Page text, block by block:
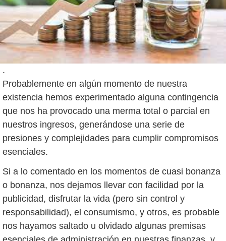
.
Probablemente en algún momento de nuestra
existencia hemos experimentado alguna contingencia
que nos ha provocado una merma total o parcial en
nuestros ingresos, generándose una serie de
presiones y complejidades para cumplir compromisos
esenciales.
Si a lo comentado en los momentos de cuasi bonanza
o bonanza, nos dejamos llevar con facilidad por la
publicidad, disfrutar la vida (pero sin control y
responsabilidad), el consumismo, y otros, es probable
nos hayamos saltado u olvidado algunas premisas